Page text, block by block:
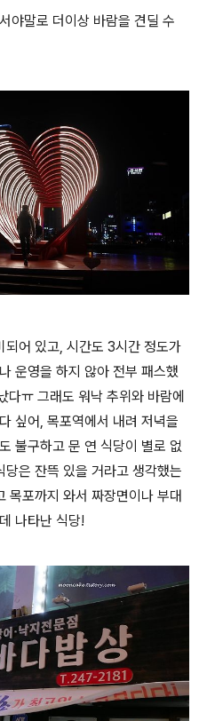
야말로 더이상 바람을 견딜 수
어 있고, 시간도 3시간 정도가
운영을 하지 않아 전부 패스했
다ㅠ 그래도 워낙 추위와 바람에
싶어, 목포역에서 내려 저녁을
불구하고 문 연 식당이 별로 없
은 잔뜩 있을 거라고 생각했는
목포까지 와서 짜장면이나 부대
나타난 식당!